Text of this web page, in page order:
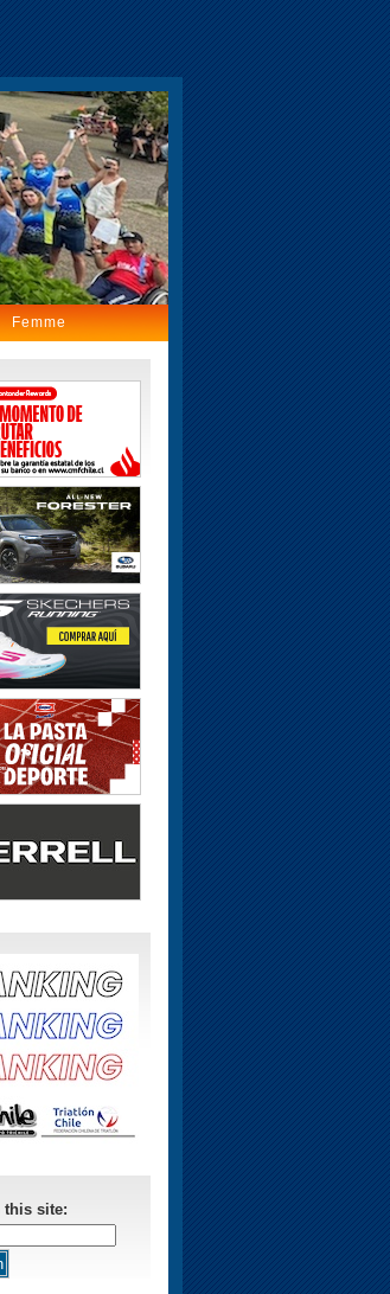
Femme
this site: